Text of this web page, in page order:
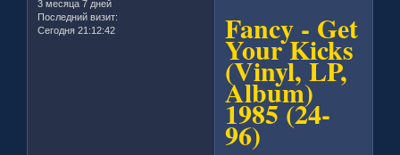
3 месяца 7 дней
Последний визит:
Сегодня 21:12:42
Fancy - Get
Your Kicks
(Vinyl, LP,
Album)
1985 (24-
96)